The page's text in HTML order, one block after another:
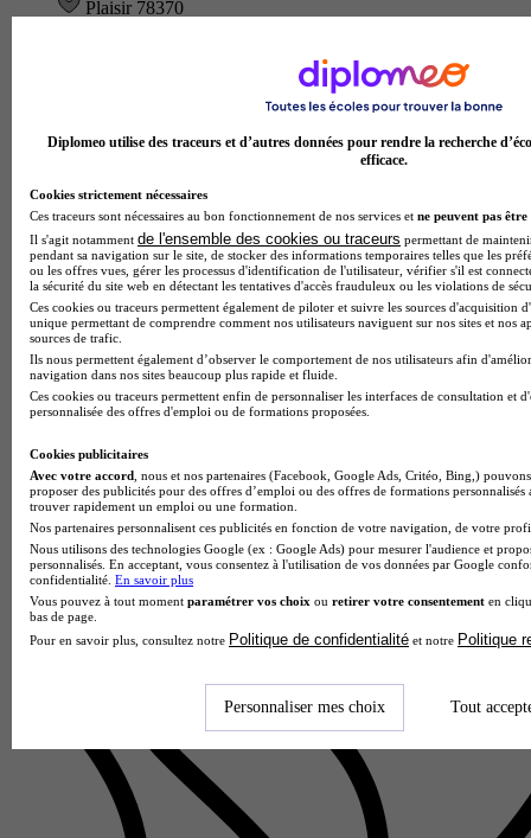
Plaisir 78370
immersive aux enjeux humains des organisations. Vous
Lycée Dumont d'Urville
Bac techno - STMG sciences et technologies du management
et communication
Maurepas 78310
Le Bac techno STMG sciences et technologies du
management et de la gestion avec enseignement spécifique
ressources humaines et communication du Lycée Dumont
d'Urville forme des profils p…
Diplomeo utilise des traceurs et d’autres données pour rendre la recherche
efficace.
Cookies strictement nécessaires
Ces traceurs sont nécessaires au bon fonctionnement de nos services et ne peuvent pas être
Il s'agit notamment de l'ensemble des cookies ou traceurs permettant de
pendant sa navigation sur le site, de stocker des informations temporaires telles que les
ou les offres vues, gérer les processus d'identification de l'utilisateur, vérifier s'il est
la sécurité du site web en détectant les tentatives d'accès frauduleux ou les violations de
Ces cookies ou traceurs permettent également de piloter et suivre les sources d'acquisition
unique permettant de comprendre comment nos utilisateurs naviguent sur nos sites et nos
sources de trafic.
Ils nous permettent également d’observer le comportement de nos utilisateurs afin
navigation dans nos sites beaucoup plus rapide et fluide.
Ces cookies ou traceurs permettent enfin de personnaliser les interfaces de consultation et
personnalisée des offres d'emploi ou de formations proposées.
Cookies publicitaires
Avec votre accord , nous et nos partenaires (Facebook, Google Ads, Critéo, Bing,)
proposer des publicités pour des offres d’emploi ou des offres de formations
trouver rapidement un emploi ou une formation.
Nos partenaires personnalisent ces publicités en fonction de votre navigation, de votre
Nous utilisons des technologies Google (ex : Google Ads) pour mesurer l'audience et
personnalisés. En acceptant, vous consentez à l'utilisation de vos données par Google
confidentialité. En savoir plus
Vous pouvez à tout moment paramétrer vos choix ou retirer votre consentement en
bas de page.
Pour en savoir plus, consultez notre Politique de confidentialité et notre Politique
Personnaliser mes choix Tout